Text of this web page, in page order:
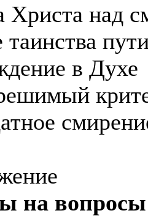
Христа над
таинства
в Духе
на вопросы